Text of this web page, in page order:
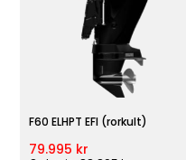
F60 ELHPT EFI (rorkult)
79.995 kr